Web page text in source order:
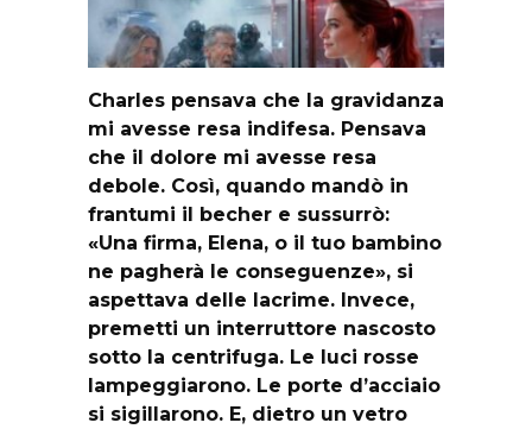
Charles pensava che la gravidanza
mi avesse resa indifesa. Pensava
che il dolore mi avesse resa
debole. Così, quando mandò in
frantumi il becher e sussurrò:
«Una firma, Elena, o il tuo bambino
ne pagherà le conseguenze», si
aspettava delle lacrime. Invece,
premetti un interruttore nascosto
sotto la centrifuga. Le luci rosse
lampeggiarono. Le porte d’acciaio
si sigillarono. E, dietro un vetro